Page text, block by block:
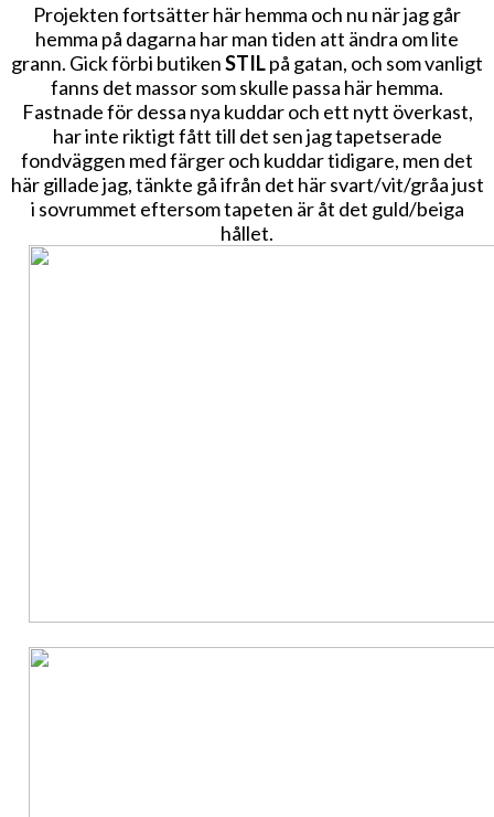
Projekten fortsätter här hemma och nu när jag går
hemma på dagarna har man tiden att ändra om lite
grann. Gick förbi butikenSTILpå gatan, och som vanligt
fanns det massor som skulle passa här hemma.
Fastnade för dessa nya kuddar och ett nytt överkast,
har inte riktigt fått till det sen jag tapetserade
fondväggen med färger och kuddar tidigare, men det
här gillade jag, tänkte gå ifrån det här svart/vit/gråa just
i sovrummet eftersom tapeten är åt det guld/beiga
hållet.